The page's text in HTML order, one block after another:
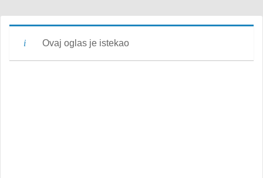
Ovaj oglas je istekao